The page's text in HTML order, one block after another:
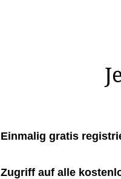
Einmalig gratis
Zugriff auf alle